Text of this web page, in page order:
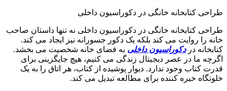
طراحی کتابخانه خانگی در دکوراسیون داخلی
طراحی کتابخانه خانگی در دکوراسیون داخلی نه تنها داستان صاحب
خانه را روایت می کند بلکه یک دکور جسورانه نیز ایجاد می کند.
کتابخانه دردکوراسیون داخلی به فضای خانه شخصیت می بخشد.
اگرچه ما در عصر دیجیتال زندگی می کنیم، هیچ جایگزینی برای
قدرت کتاب وجود ندارد. دیوار پوشیده از کتاب، هر اتاق را به یک
خلوتگاه خیره کننده برای مطالعه تبدیل می کند.